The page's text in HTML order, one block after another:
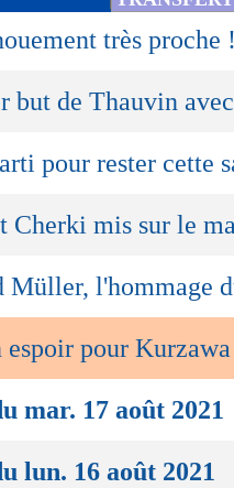
très proche
but de Thauvin
pour rester cette
Cherki mis sur le
Müller, l'hommage
espoir pour
mar. 17 août 2021
lun. 16 août 2021